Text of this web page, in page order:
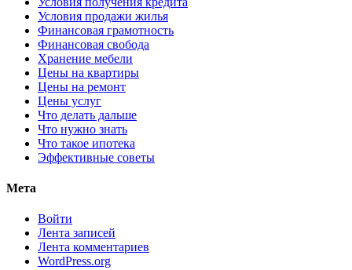
Условия продажи жилья
Финансовая грамотность
Финансовая свобода
Хранение мебели
Цены на квартиры
Цены на ремонт
Цены услуг
Что делать дальше
Что нужно знать
Что такое ипотека
Эффективные советы
Мета
Войти
Лента записей
Лента комментариев
WordPress.org